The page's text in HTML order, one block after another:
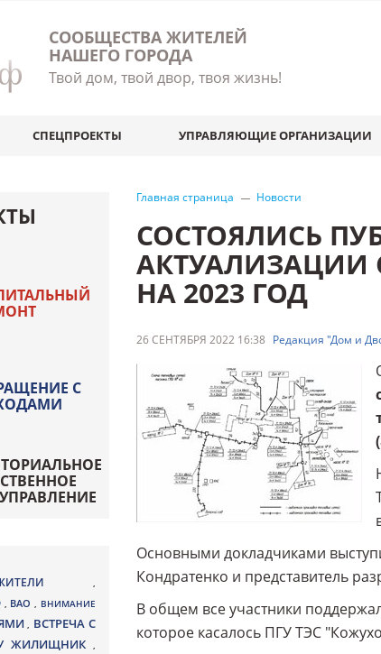
СООБЩЕСТВА ЖИТЕЛЕЙ
НАШЕГО ГОРОДА
Твой дом, твой двор, твоя жизнь!
СПЕЦПРОЕКТЫ УПРАВЛЯЮЩИЕ ОРГАНИЗАЦИИ
Главная страница Новости
СОСТОЯЛИСЬ
АКТУАЛИЗАЦИИ
НА 2023 ГОД
26 СЕНТЯБРЯ 2022 16:38 Редакция "Дом и
Основными докладчиками
Кондратенко и представитель
В общем все участники
которое касалось ПГУ ТЭС
С
,
, ВАО , ВНИМАНИЕ
, ВСТРЕЧА С
ЖИЛИЩНИК ,